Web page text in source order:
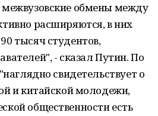
обмены между
расширяются, в них
тысяч студентов,
- сказал Путин. По
свидетельствует о
и китайской молодежи,
общественности есть